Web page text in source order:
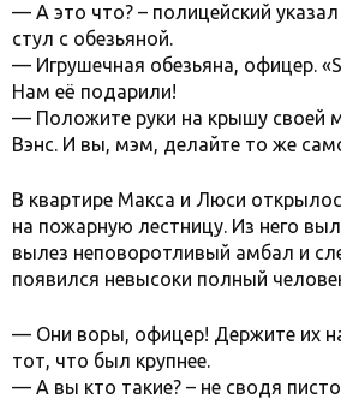
— А это что? – полицейский
стул с обезьяной.
— Игрушечная обезьяна, офицер.
Нам её подарили!
— Положите руки на крышу своей
Вэнс. И вы, мэм, делайте то же
В квартире Макса и Люси
на пожарную лестницу. Из него
вылез неповоротливый амбал и
появился невысоки полный
— Они воры, офицер! Держите их на
тот, что был крупнее.
— А вы кто такие? – не сводя